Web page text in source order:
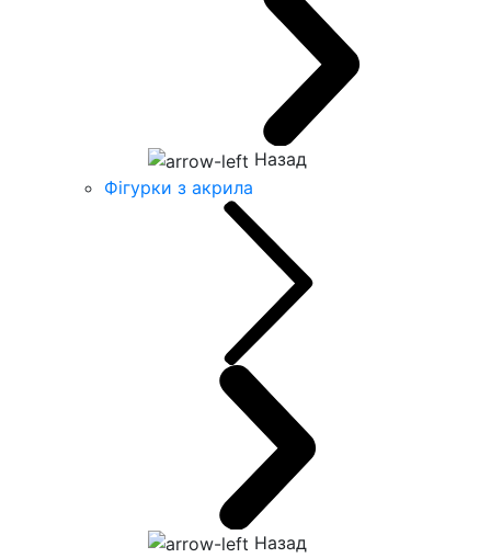
Назад
Фігурки з акрила
Назад